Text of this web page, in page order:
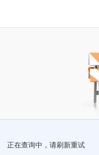
正在查询中，请刷新重试